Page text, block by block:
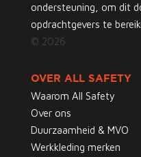
ondersteuning, om dit
opdrachtgevers te
© 2026
OVER ALL SAFETY
Waarom All Safety
Over ons
Duurzaamheid & MVO
Werkkleding merken